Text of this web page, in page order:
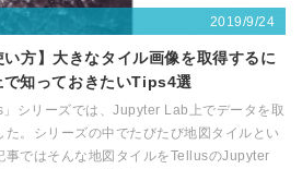
2019/9/24
方】大きなタイル画像を取得するに
知っておきたいTips4選
シリーズでは、Jupyter Lab上でデータを取
た。シリーズの中でたびたび地図タイルとい
事ではそんな地図タイルをTellusのJupyter